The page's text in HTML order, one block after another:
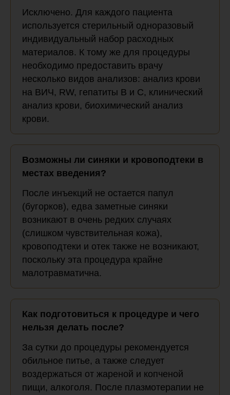
Исключено. Для каждого пациента
используется стерильный одноразовый
индивидуальный набор расходных
материалов. К тому же для процедуры
необходимо предоставить врачу
несколько видов анализов: анализ крови
на ВИЧ, RW, гепатиты В и С, клинический
анализ крови, биохимический анализ
крови.
Возможны ли синяки и кровоподтеки в
местах введения?
После инъекций не остается папул
(бугорков), едва заметные синяки
возникают в очень редких случаях
(слишком чувствительная кожа),
кровоподтеки и отек также не возникают,
поскольку эта процедура крайне
малотравматична.
Как подготовиться к процедуре и чего
нельзя делать после?
За сутки до процедуры рекомендуется
обильное питье, а также следует
воздержаться от жареной и копченой
пищи, алкоголя. После плазмотерапии не